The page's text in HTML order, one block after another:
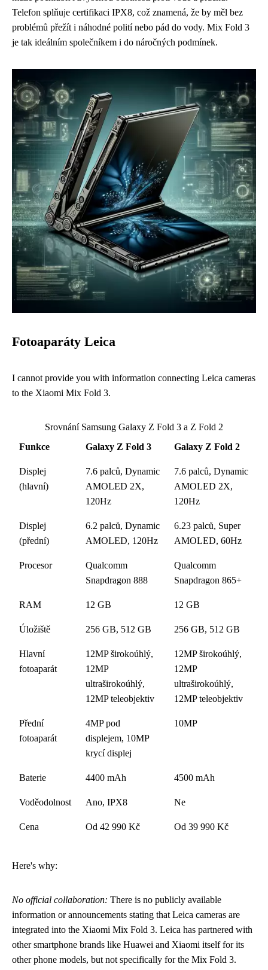
Telefon splňuje certifikaci IPX8, což znamená, že by měl bez
problémů přežít i náhodné polití nebo pád do vody. Mix Fold 3
je tak ideálním společníkem i do náročných podmínek.
Fotoaparáty Leica
I cannot provide you with information connecting Leica cameras
to the Xiaomi Mix Fold 3.
Srovnání Samsung Galaxy Z Fold 3 a Z Fold 2
Funkce
Galaxy Z Fold 3 Galaxy Z Fold 2
Displej
(hlavní)
7.6 palců, Dynamic
AMOLED 2X,
120Hz
7.6 palců, Dynamic
AMOLED 2X,
120Hz
Displej
(přední)
6.2 palců, Dynamic
AMOLED, 120Hz
6.23 palců, Super
AMOLED, 60Hz
Procesor
Qualcomm
Snapdragon 888
Qualcomm
Snapdragon 865+
RAM 12 GB 12 GB
Úložiště 256 GB, 512 GB 256 GB, 512 GB
Hlavní
fotoaparát
12MP širokoúhlý,
12MP
ultraširokoúhlý,
12MP teleobjektiv
12MP širokoúhlý,
12MP
ultraširokoúhlý,
12MP teleobjektiv
Přední
fotoaparát
4MP pod
displejem, 10MP
krycí displej
10MP
Baterie 4400 mAh 4500 mAh
Voděodolnost Ano, IPX8 Ne
Cena Od 42 990 Kč Od 39 990 Kč
Here's why:
No official collaboration: There is no publicly available
information or announcements stating that Leica cameras are
integrated into the Xiaomi Mix Fold 3. Leica has partnered with
other smartphone brands like Huawei and Xiaomi itself for its
other phone models, but not specifically for the Mix Fold 3.